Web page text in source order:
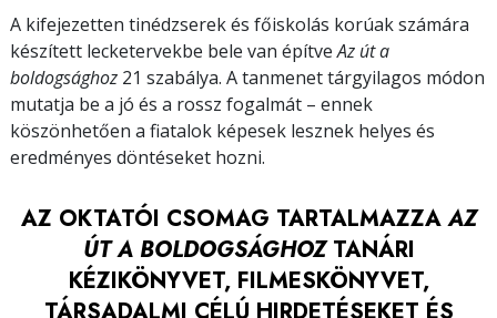
A kifejezetten tinédzserek és főiskolás korúak számára
készített lecketervekbe bele van építveAz út a
boldogsághoz 21 szabálya. A tanmenet tárgyilagos módon
mutatja be a jó és a rossz fogalmát – ennek
köszönhetően a fiatalok képesek lesznek helyes és
eredményes döntéseket hozni.
AZ OKTATÓI CSOMAG TARTALMAZZAAZ
ÚT A BOLDOGSÁGHOZTANÁRI
KÉZIKÖNYVET, FILMESKÖNYVET,